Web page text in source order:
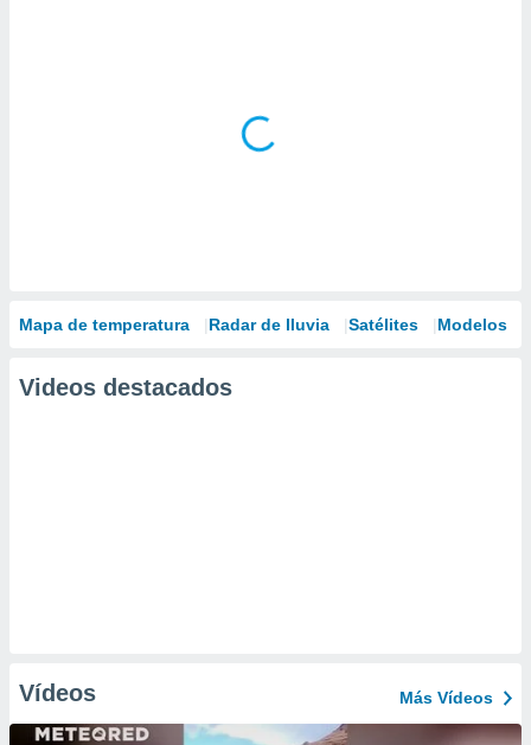
Mapa de temperatura Radar de lluvia Satélites Modelos
Videos destacados
Vídeos Más Vídeos